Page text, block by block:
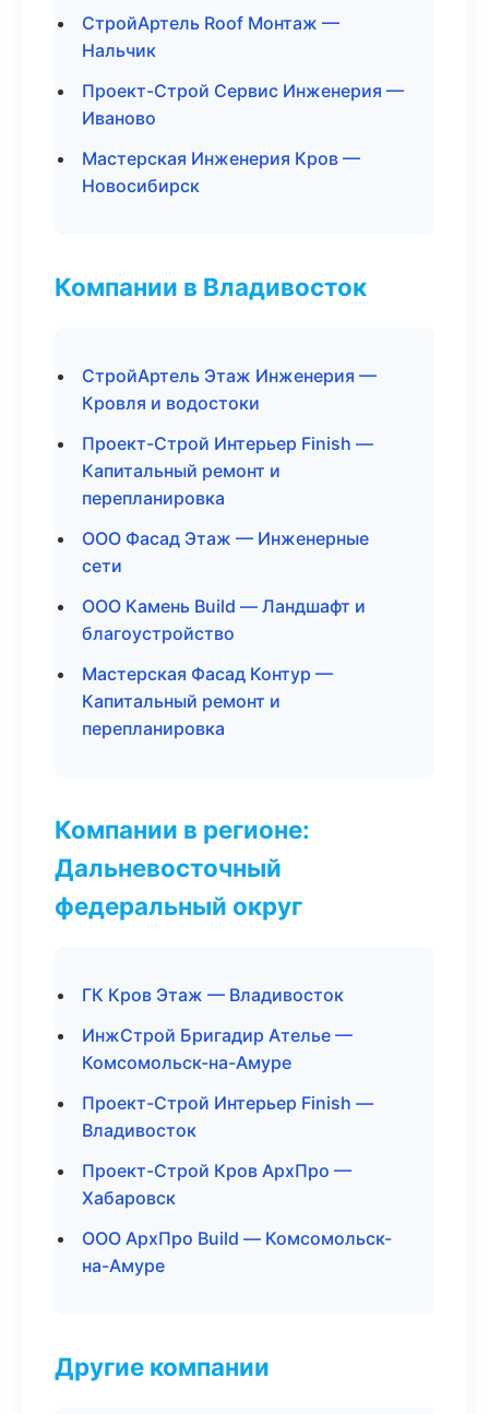
СтройАртель Roof Монтаж —
Нальчик
Проект-Строй Сервис Инженерия —
Иваново
Мастерская Инженерия Кров —
Новосибирск
Компании в Владивосток
СтройАртель Этаж Инженерия —
Кровля и водостоки
Проект-Строй Интерьер Finish —
Капитальный ремонт и
перепланировка
ООО Фасад Этаж — Инженерные
сети
ООО Камень Build — Ландшафт и
благоустройство
Мастерская Фасад Контур —
Капитальный ремонт и
перепланировка
Компании в регионе:
Дальневосточный
федеральный округ
ГК Кров Этаж — Владивосток
ИнжСтрой Бригадир Ателье —
Комсомольск-на-Амуре
Проект-Строй Интерьер Finish —
Владивосток
Проект-Строй Кров АрхПро —
Хабаровск
ООО АрхПро Build — Комсомольск-
на-Амуре
Другие компании